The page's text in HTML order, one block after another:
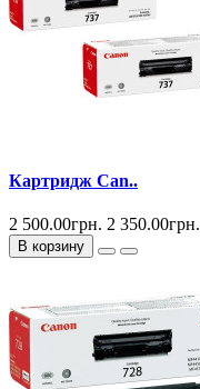
Картридж Can..
2 500.00грн. 2 350.00грн.
В корзину